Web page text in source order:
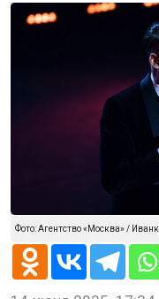
Фото: Агентство «Москва» /